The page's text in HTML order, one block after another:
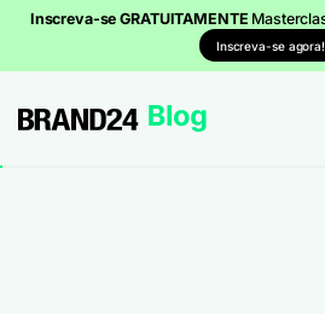
Inscreva-se GRATUITAMENTE
Inscreva-se agora!